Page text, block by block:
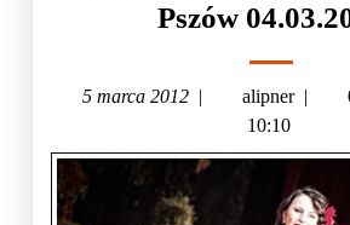
Pszów
5 marca 2012 | alipner |
10:10